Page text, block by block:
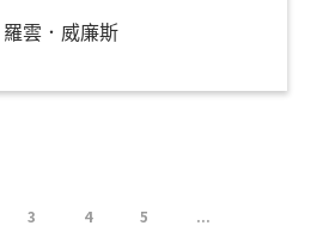
羅雲．威廉斯
3 4 5 ...